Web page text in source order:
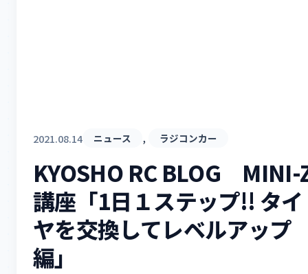
2021.08.14 ニュース , ラジコンカー
KYOSHO RC BLOG MINI-
講座「1日１ステップ!! タイ
ヤを交換してレベルアップ
編」